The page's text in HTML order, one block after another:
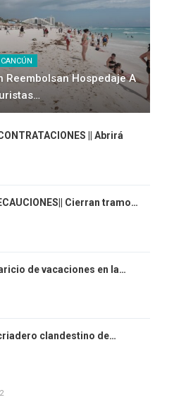
CANCÚN
Reembolsan Hospedaje A
|| Abrirá
Cierran tramo…
de vacaciones en la…
clandestino de…